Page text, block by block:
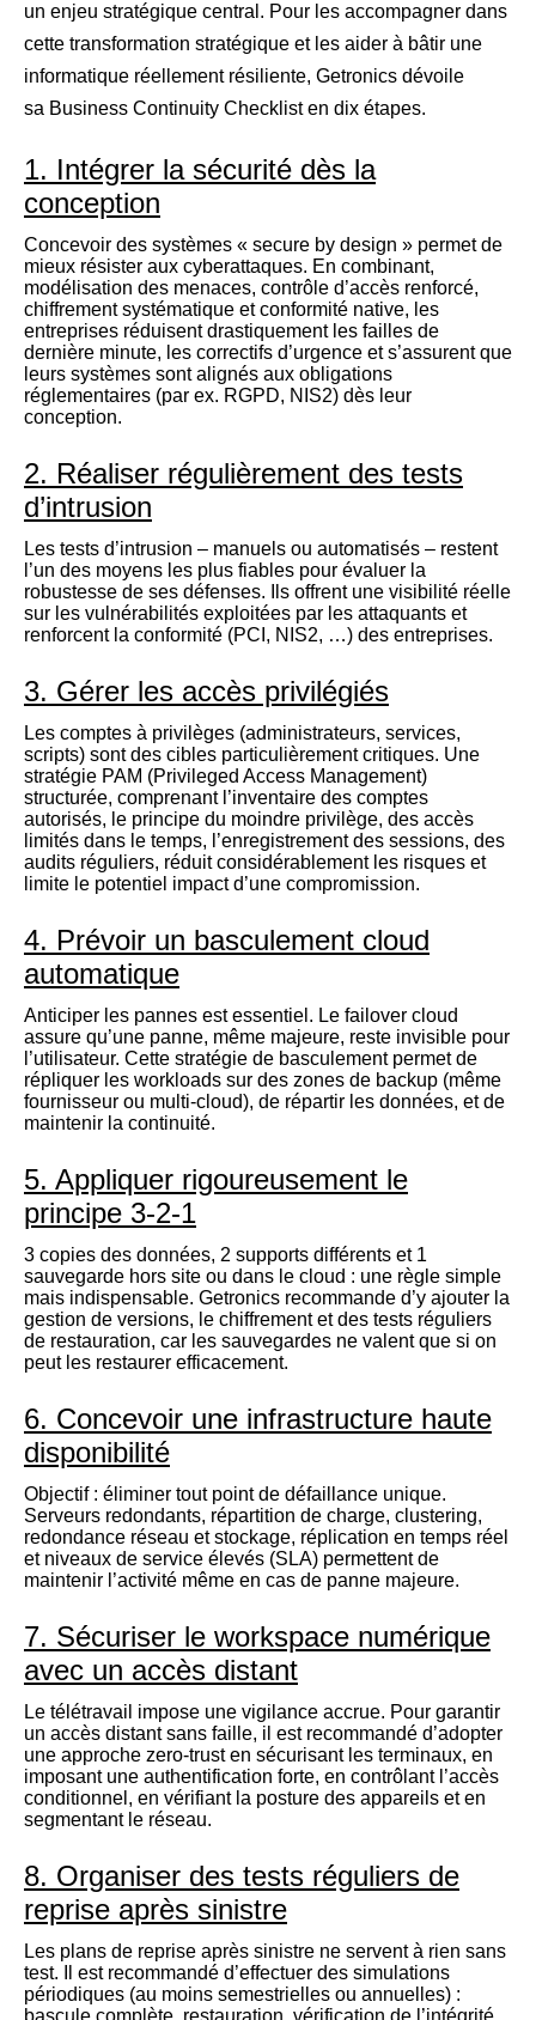
un enjeu stratégique central. Pour les accompagner dans
cette transformation stratégique et les aider à bâtir une
informatique réellement résiliente, Getronics dévoile
sa Business Continuity Checklist en dix étapes.
1. Intégrer la sécurité dès la
conception
Concevoir des systèmes « secure by design » permet de
mieux résister aux cyberattaques. En combinant,
modélisation des menaces, contrôle d’accès renforcé,
chiffrement systématique et conformité native, les
entreprises réduisent drastiquement les failles de
dernière minute, les correctifs d’urgence et s’assurent que
leurs systèmes sont alignés aux obligations
réglementaires (par ex. RGPD, NIS2) dès leur
conception.
2. Réaliser régulièrement des tests
d’intrusion
Les tests d’intrusion – manuels ou automatisés – restent
l’un des moyens les plus fiables pour évaluer la
robustesse de ses défenses. Ils offrent une visibilité réelle
sur les vulnérabilités exploitées par les attaquants et
renforcent la conformité (PCI, NIS2, …) des entreprises.
3. Gérer les accès privilégiés
Les comptes à privilèges (administrateurs, services,
scripts) sont des cibles particulièrement critiques. Une
stratégie PAM (Privileged Access Management)
structurée, comprenant l’inventaire des comptes
autorisés, le principe du moindre privilège, des accès
limités dans le temps, l’enregistrement des sessions, des
audits réguliers, réduit considérablement les risques et
limite le potentiel impact d’une compromission.
4. Prévoir un basculement cloud
automatique
Anticiper les pannes est essentiel. Le failover cloud
assure qu’une panne, même majeure, reste invisible pour
l’utilisateur. Cette stratégie de basculement permet de
répliquer les workloads sur des zones de backup (même
fournisseur ou multi-cloud), de répartir les données, et de
maintenir la continuité.
5. Appliquer rigoureusement le
principe 3-2-1
3 copies des données, 2 supports différents et 1
sauvegarde hors site ou dans le cloud : une règle simple
mais indispensable. Getronics recommande d’y ajouter la
gestion de versions, le chiffrement et des tests réguliers
de restauration, car les sauvegardes ne valent que si on
peut les restaurer efficacement.
6. Concevoir une infrastructure haute
disponibilité
Objectif : éliminer tout point de défaillance unique.
Serveurs redondants, répartition de charge, clustering,
redondance réseau et stockage, réplication en temps réel
et niveaux de service élevés (SLA) permettent de
maintenir l’activité même en cas de panne majeure.
7. Sécuriser le workspace numérique
avec un accès distant
Le télétravail impose une vigilance accrue. Pour garantir
un accès distant sans faille, il est recommandé d’adopter
une approche zero-trust en sécurisant les terminaux, en
imposant une authentification forte, en contrôlant l’accès
conditionnel, en vérifiant la posture des appareils et en
segmentant le réseau.
8. Organiser des tests réguliers de
reprise après sinistre
Les plans de reprise après sinistre ne servent à rien sans
test. Il est recommandé d’effectuer des simulations
périodiques (au moins semestrielles ou annuelles) :